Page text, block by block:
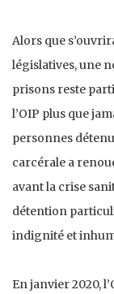
Alors que
législatives, une
prisons reste
l’OIP plus que
personnes
carcérale a
avant la crise
détention
indignité et
En janvier 2020,